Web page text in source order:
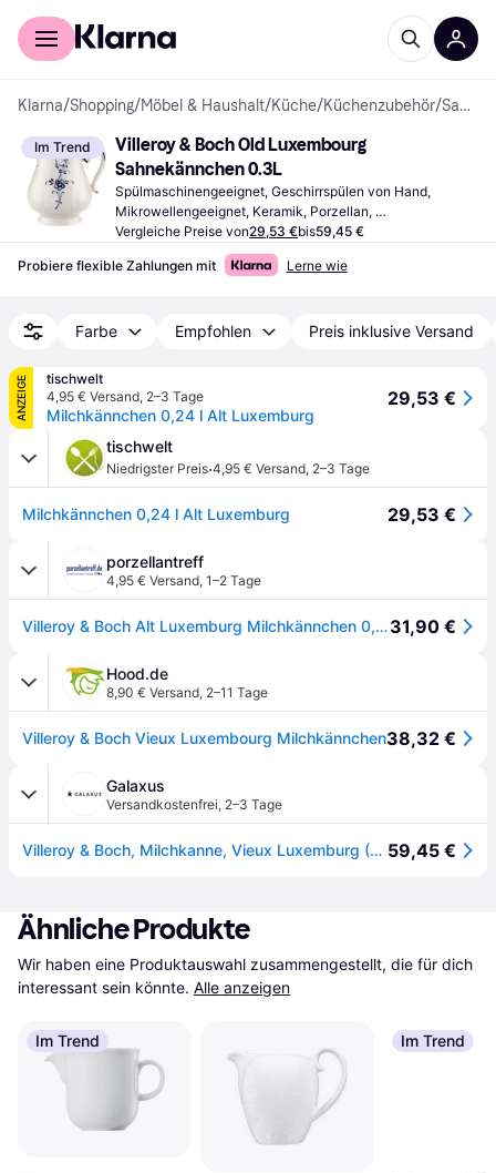
Für Shopper
Klarna/Shopping/Möbel & Haushalt/Küche/Küchenzubehör/ Sahnekännchen
Im Trend
Villeroy & Boch Old Luxembourg
Sahnekännchen 0.3L
Spülmaschinengeeignet, Geschirrspülen von Hand,
Mikrowellengeeignet, Keramik, Porzellan,
Knochenporzellan, Weiß, Mehrfarbig, Blau
Vergleiche Preise von29,53 €bis59,45 €
Probiere flexible Zahlungen mit Lerne wie
Farbe Empfohlen Preis inklusive Versand
ANZEIGE
tischwelt
4,95 € Versand, 2–3 Tage
Milchkännchen 0,24 l Alt Luxemburg
29,53 €
tischwelt
Niedrigster Preis·4,95 € Versand, 2–3 Tage
Milchkännchen 0,24 l Alt Luxemburg 29,53 €
porzellantreff
4,95 € Versand, 1–2 Tage
Villeroy & Boch Alt Luxemburg Milchkännchen 0,24 L31,90 €
Hood.de
8,90 € Versand, 2–11 Tage
Villeroy & Boch Vieux Luxembourg Milchkännchen38,32 €
Galaxus
Versandkostenfrei, 2–3 Tage
Villeroy & Boch, Milchkanne, Vieux Luxemburg (0.30l) 59,45 €
Ähnliche Produkte
Wir haben eine Produktauswahl zusammengestellt, die für dich
interessant sein könnte. Alle anzeigen
Im Trend Im Trend